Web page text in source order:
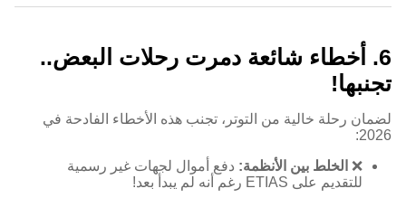
6. أخطاء شائعة دمرت رحلات البعض..
تجنبها!
لضمان رحلة خالية من التوتر، تجنب هذه الأخطاء الفادحة في
2026:
❌ الخلط بين الأنظمة: دفع أموال لجهات غير رسمية
للتقديم على ETIAS رغم أنه لم يبدأ بعد!